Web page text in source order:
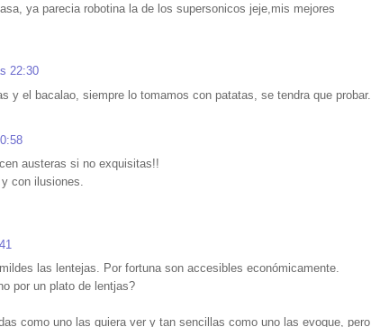
ya parecia robotina la de los supersonicos jeje,mis mejores
22:30
y el bacalao, siempre lo tomamos con patatas, se tendra que probar.
austeras si no exquisitas!!
con ilusiones.
las lentejas. Por fortuna son accesibles económicamente.
por un plato de lentjas?
como uno las quiera ver y tan sencillas como uno las evoque, pero